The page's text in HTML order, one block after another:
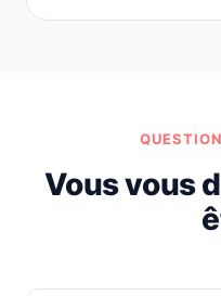
Vous vous